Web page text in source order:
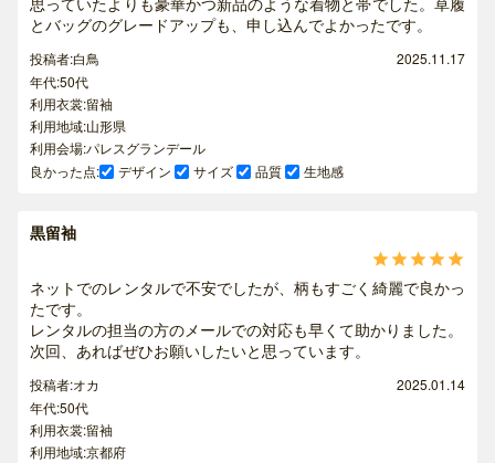
とバッグのグレードアップも、申し込んでよかったです。
投稿者:白鳥
2025.11.17
年代:50代
利用衣裳:留袖
利用地域:山形県
利用会場:パレスグランデール
良かった点:
デザイン サイズ 品質 生地感
黒留袖

ネットでのレンタルで不安でしたが、柄もすごく綺麗で良かっ
たです。
レンタルの担当の方のメールでの対応も早くて助かりました。
次回、あればぜひお願いしたいと思っています。
投稿者:オカ
2025.01.14
年代:50代
利用衣裳:留袖
利用地域:京都府